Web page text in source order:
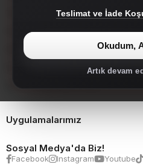
Tampon Ekleri ve Difizörler
Facelift Dönüşüm Setleri
Hayalet Ekran
Uygulamalarımız
Sosyal Medya'da Biz!
Facebook Instagram Youtube
Teslimat ve İade
Okudum,
Artık devam